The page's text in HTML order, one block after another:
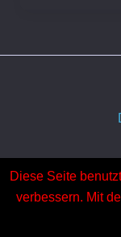
Diese Seite
verbessern. Mit